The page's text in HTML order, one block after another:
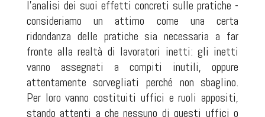
l'analisi dei suoi effetti concreti sulle pratiche -
consideriamo un attimo come una certa
ridondanza delle pratiche sia necessaria a far
fronte alla realtà di lavoratori inetti: gli inetti
vanno assegnati a compiti inutili, oppure
attentamente sorvegliati perché non sbaglino.
Per loro vanno costituiti uffici e ruoli appositi,
stando attenti a che nessuno di questi uffici o